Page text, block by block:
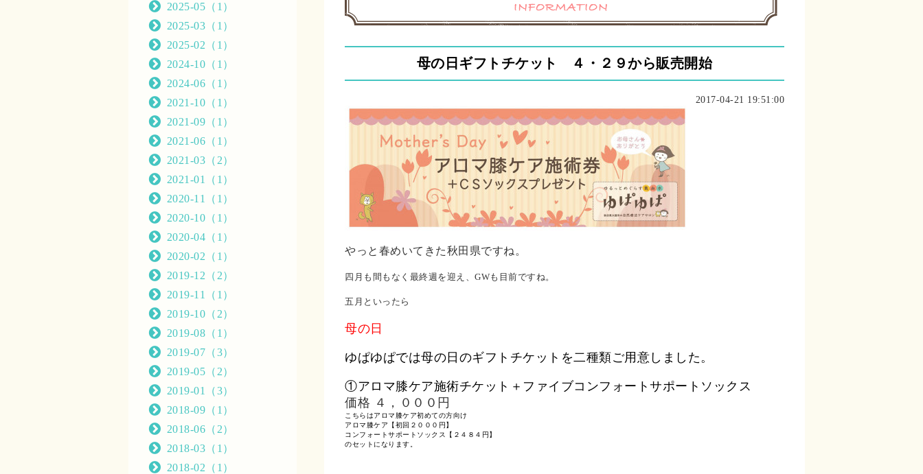
母の日ギフトチケット ４・２９から販売開始
2017-04-21 19:51:00
やっと春めいてきた秋田県ですね。
四月も間もなく最終週を迎え、GWも目前ですね。
五月といったら
母の日
ゆぱゆぱでは母の日のギフトチケットを二種類ご用意しました。
①アロマ膝ケア施術チケット＋ファイブコンフォートサポートソックス
価格 ４，０００円
こちらはアロマ膝ケア初めての方向け
アロマ膝ケア【初回２０００円】
コンフォートサポートソックス【２４８４円】
のセットになります。
2025-05（1）
2025-03（1）
2025-02（1）
2024-10（1）
2024-06（1）
2021-10（1）
2021-09（1）
2021-06（1）
2021-03（2）
2021-01（1）
2020-11（1）
2020-10（1）
2020-04（1）
2020-02（1）
2019-12（2）
2019-11（1）
2019-10（2）
2019-08（1）
2019-07（3）
2019-05（2）
2019-01（3）
2018-09（1）
2018-06（2）
2018-03（1）
2018-02（1）